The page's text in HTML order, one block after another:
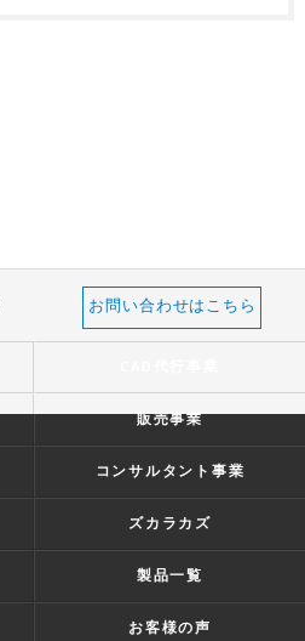
お問い合わせはこちら
販売事業
コンサルタント事業
ズカラカズ
製品一覧
お客様の声